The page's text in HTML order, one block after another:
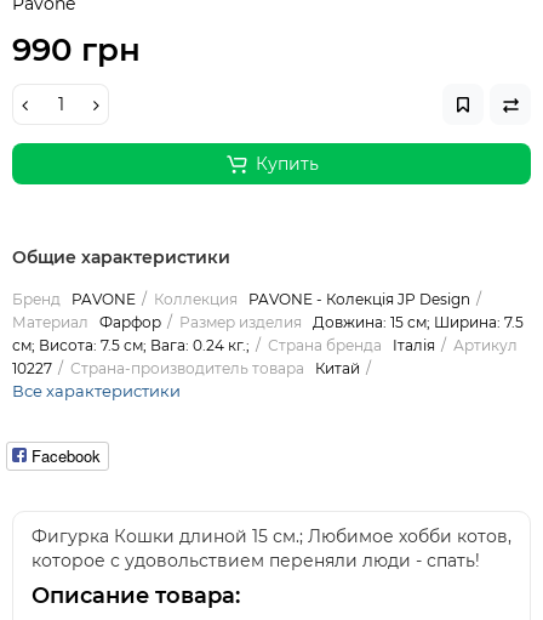
990 грн
Купить
Общие характеристики
Бренд PAVONE Коллекция
PAVONE - Колекція JP Design
Материал
Фарфор Размер изделия
Довжина: 15 см; Ширина: 7.5
см; Висота: 7.5 см; Вага: 0.24 кг.;
Страна бренда Італія
Артикул
10227
Страна-производитель товара Китай
Все характеристики
Facebook
Фигурка Кошки длиной 15 см.; Любимое хобби котов,
которое с удовольствием переняли люди - спать!
Описание товара: